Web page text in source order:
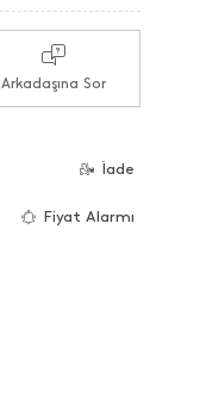
Arkadaşına Sor
İade
Fiyat Alarmı